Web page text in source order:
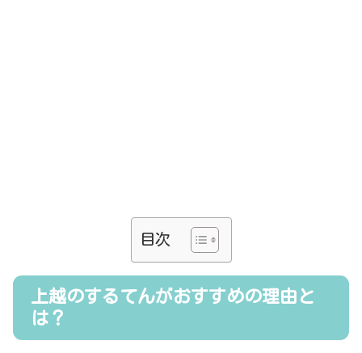
目次
上越のするてんがおすすめの理由と
は？